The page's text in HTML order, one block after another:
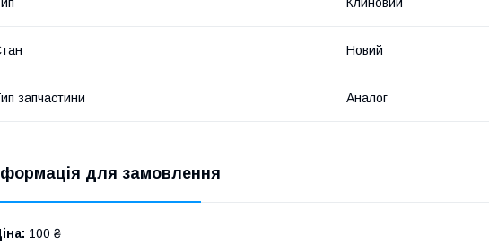
Новий
запчастини Аналог
для замовлення
100 ₴